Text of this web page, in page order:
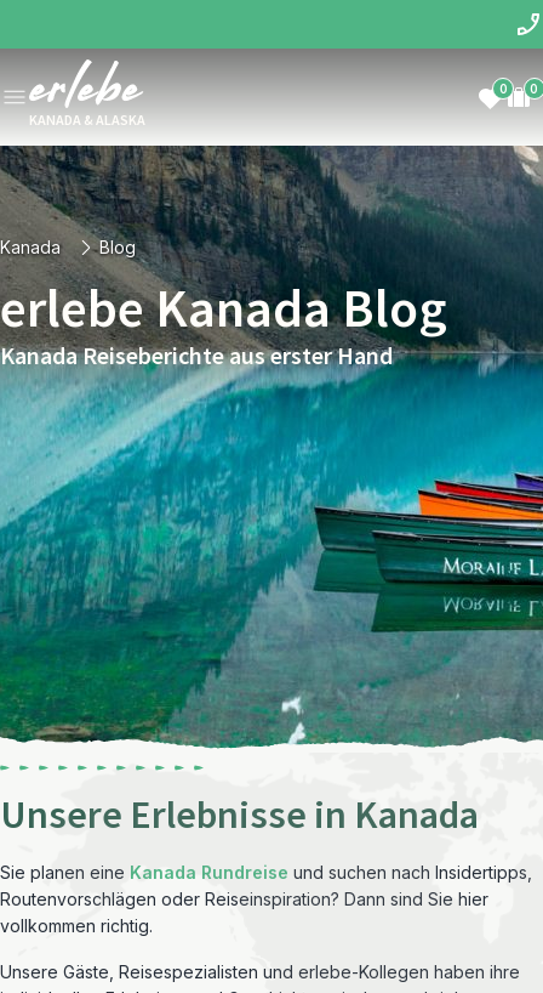
KANADA & ALASKA
0 0
Kanada Blog
erlebe Kanada Blog
Kanada Reiseberichte aus erster Hand
Unsere Erlebnisse in Kanada
Sie planen eine Kanada Rundreise und suchen nach Insidertipps,
Routenvorschlägen oder Reiseinspiration? Dann sind Sie hier
vollkommen richtig.
Unsere Gäste, Reisespezialisten und erlebe-Kollegen haben ihre